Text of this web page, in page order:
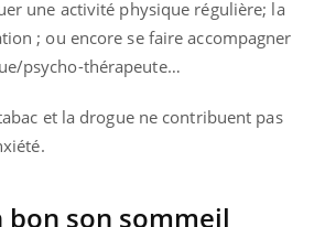
une activité physique régulière; la
; ou encore se faire accompagner
psycho-thérapeute…
et la drogue ne contribuent pas
bon son sommeil